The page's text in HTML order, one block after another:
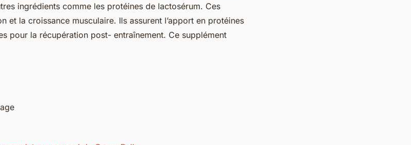
ingrédients comme les protéines de lactosérum. Ces
et la croissance musculaire. Ils assurent l’apport en protéines
pour la récupération post- entraînement. Ce supplément